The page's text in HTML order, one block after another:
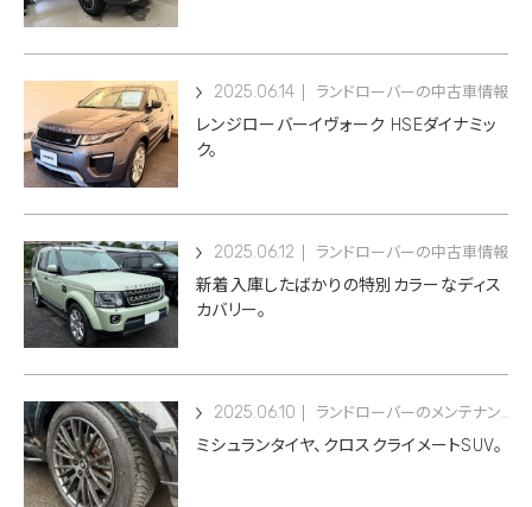
2025.06.14 ランドローバーの中古車情報
レンジローバーイヴォーク HSEダイナミッ
ク。
2025.06.12 ランドローバーの中古車情報
新着入庫したばかりの特別カラーなディス
カバリー。
2025.06.10 ランドローバーのメンテナンス
ミシュランタイヤ、クロスクライメートSUV。